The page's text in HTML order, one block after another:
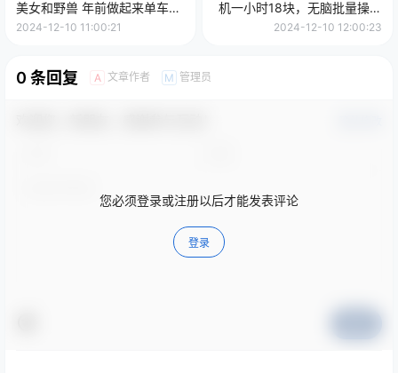
美女和野兽 年前做起来单车变
摩托 每日轻松十分钟 月赚米
都可冲
2024-12-10 11:00:21
机一小时18块，无脑批量操作
日入2000+
2024-12-10 12:00:23
0 条回复 A 文章作者 M 管理员
您必须登录或注册以后才能发表评论
登录